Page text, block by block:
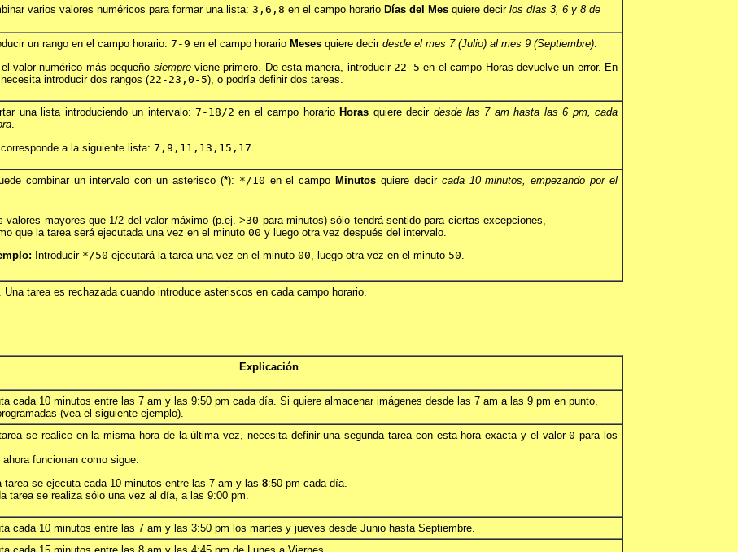
varios valores numéricos para formar una lista: 3,6,8 en el campo horario Días del Mes quiere decirlos días 3, 6 y 8 de
un rango en el campo horario. 7-9 en el campo horario Meses quiere decir desde el mes 7 (Julio) al mes 9 (Septiembre).
valor numérico más pequeño siempre viene primero. De esta manera, introducir 22-5 en el campo Horas devuelve un error. En
introducir dos rangos (22-23,0-5), o podría definir dos tareas.
una lista introduciendo un intervalo:7-18/2 en el campo horario Horas quiere decir desde las 7 am hasta las 6 pm, cada
.
a la siguiente lista: 7,9,11,13,15,17
combinar un intervalo con un asterisco (*): */10 en el campo Minutos quiere decir cada 10 minutos, empezando por el
valores mayores que 1/2 del valor máximo (p.ej. >30 para minutos) sólo tendrá sentido para ciertas excepciones,
que la tarea será ejecutada una vez en el minuto 00 y luego otra vez después del intervalo.
Introducir */50 ejecutará la tarea una vez en el minuto 00 , luego otra vez en el minuto 50
tarea es rechazada cuando introduce asteriscos en cada campo horario.
Explicación
cada 10 minutos entre las 7 am y las 9:50 pm cada día. Si quiere almacenar imágenes desde las 7 am a las 9 pm en punto,
(vea el siguiente ejemplo).
se realice en la misma hora de la última vez, necesita definir una segunda tarea con esta hora exacta y el valor0 para los
funcionan como sigue:
tarea se ejecuta cada 10 minutos entre las 7 am y las 8:50 pm cada día.
tarea se realiza sólo una vez al día, a las 9:00 pm.
cada 10 minutos entre las 7 am y las 3:50 pm los martes y jueves desde Junio hasta Septiembre.